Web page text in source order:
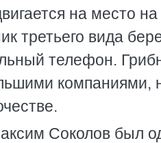
на место
третьего вида
телефон.
компаниями,
Соколов был